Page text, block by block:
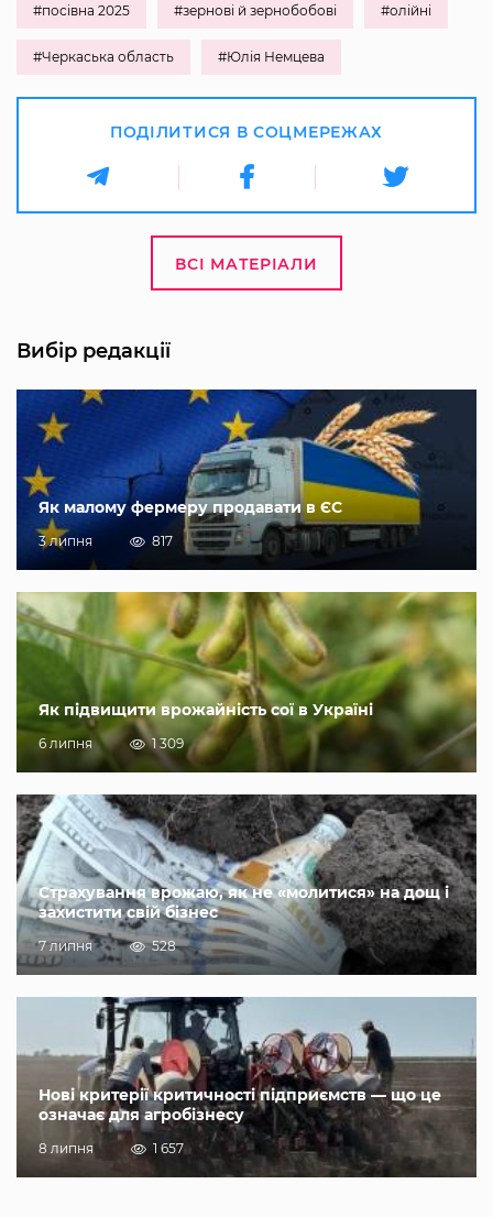
#посівна 2025 #зернові й зернобобові #олійні
#Черкаська область #Юлія Немцева
ПОДІЛИТИСЯ В СОЦМЕРЕЖАХ
ВСІ МАТЕРІАЛИ
Вибір редакції
Як малому фермеру продавати в ЄС
3 липня 817
Як підвищити врожайність сої в Україні
6 липня 1 309
Страхування врожаю, як не «молитися» на дощ і
захистити свій бізнес
7 липня 528
Нові критерії критичності підприємств — що це
означає для агробізнесу
8 липня 1 657